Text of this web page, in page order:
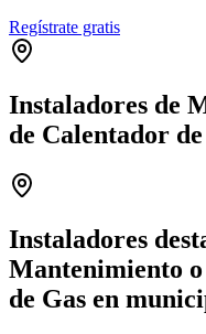
Regístrate gratis
Instaladores de
de Calentador
−
Instaladores
Mantenimiento
de Gas en